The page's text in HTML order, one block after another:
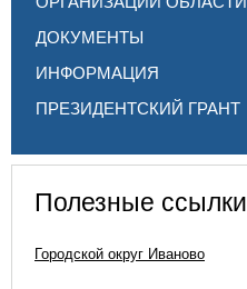
ДОКУМЕНТЫ
ИНФОРМАЦИЯ
ПРЕЗИДЕНТСКИЙ ГРАНТ
Полезные ссылки
Городской округ Иваново